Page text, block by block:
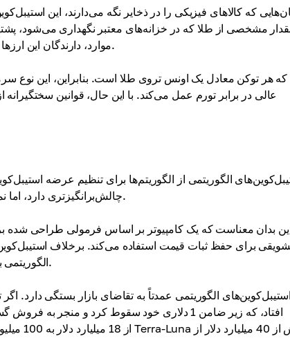
که کالاهای فیزیکی را در ذخایر نگه می‌دارند، این
مشخصی از طلا که در خزانه‌های معتبر نگهداری می‌شود،
موارد، دارندگان این ارزها می‌توانند درخواست تبادل توکن‌ها برای کالاهای فیزیکی مربوطه را کنند.
عالی در برابر تورم عمل می‌کند. با این حال، قوانین
الگوریتمی از الگوریتم‌ها برای تنظیم عرضه
چالش‌برانگیزتری دارد، اما نمایانگر یک رویکرد نوآورانه برای دستیابی به ثبات در دنیای رمزارزهاست.
بدان معناست که یک کامپیوتر بر اساس فرمولی طراحی شده
برای حفظ ثبات قیمت استفاده می‌کند. برخلاف
الگوریتمی بدون آن عمل می‌کنند. این استقلال از ذخایر دارایی یک مزیت مهم است.
الگوریتمی عمدتاً به تقاضای بازار بستگی